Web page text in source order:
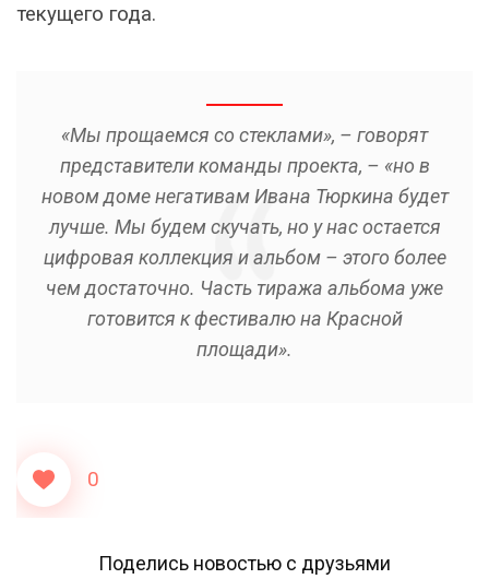
текущего года.
«Мы прощаемся со стеклами», – говорят
представители команды проекта, – «но в
новом доме негативам Ивана Тюркина будет
лучше. Мы будем скучать, но у нас остается
цифровая коллекция и альбом – этого более
чем достаточно. Часть тиража альбома уже
готовится к фестивалю на Красной
площади».
0
Поделись новостью с друзьями